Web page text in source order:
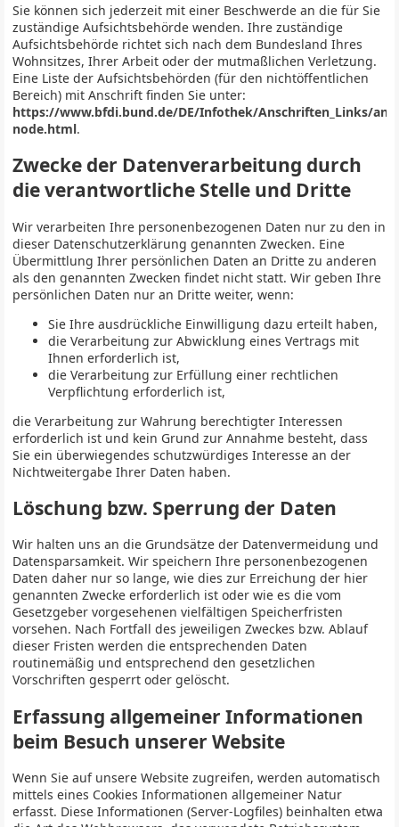
Sie können sich jederzeit mit einer Beschwerde an die für Sie
zuständige Aufsichtsbehörde wenden. Ihre zuständige
Aufsichtsbehörde richtet sich nach dem Bundesland Ihres
Wohnsitzes, Ihrer Arbeit oder der mutmaßlichen Verletzung.
Eine Liste der Aufsichtsbehörden (für den nichtöffentlichen
Bereich) mit Anschrift finden Sie unter:
https://www.bfdi.bund.de/DE/Infothek/Anschriften_Links/
node.html.
Zwecke der Datenverarbeitung durch
die verantwortliche Stelle und Dritte
Wir verarbeiten Ihre personenbezogenen Daten nur zu den in
dieser Datenschutzerklärung genannten Zwecken. Eine
Übermittlung Ihrer persönlichen Daten an Dritte zu anderen
als den genannten Zwecken findet nicht statt. Wir geben Ihre
persönlichen Daten nur an Dritte weiter, wenn:
Sie Ihre ausdrückliche Einwilligung dazu erteilt haben,
die Verarbeitung zur Abwicklung eines Vertrags mit
Ihnen erforderlich ist,
die Verarbeitung zur Erfüllung einer rechtlichen
Verpflichtung erforderlich ist,
die Verarbeitung zur Wahrung berechtigter Interessen
erforderlich ist und kein Grund zur Annahme besteht, dass
Sie ein überwiegendes schutzwürdiges Interesse an der
Nichtweitergabe Ihrer Daten haben.
Löschung bzw. Sperrung der Daten
Wir halten uns an die Grundsätze der Datenvermeidung und
Datensparsamkeit. Wir speichern Ihre personenbezogenen
Daten daher nur so lange, wie dies zur Erreichung der hier
genannten Zwecke erforderlich ist oder wie es die vom
Gesetzgeber vorgesehenen vielfältigen Speicherfristen
vorsehen. Nach Fortfall des jeweiligen Zweckes bzw. Ablauf
dieser Fristen werden die entsprechenden Daten
routinemäßig und entsprechend den gesetzlichen
Vorschriften gesperrt oder gelöscht.
Erfassung allgemeiner Informationen
beim Besuch unserer Website
Wenn Sie auf unsere Website zugreifen, werden automatisch
mittels eines Cookies Informationen allgemeiner Natur
erfasst. Diese Informationen (Server-Logfiles) beinhalten etwa